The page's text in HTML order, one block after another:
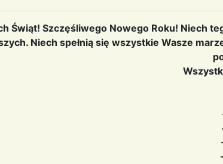
Świąt! Szczęśliwego Nowego Roku! Niech
Niech spełnią się wszystkie Wasze